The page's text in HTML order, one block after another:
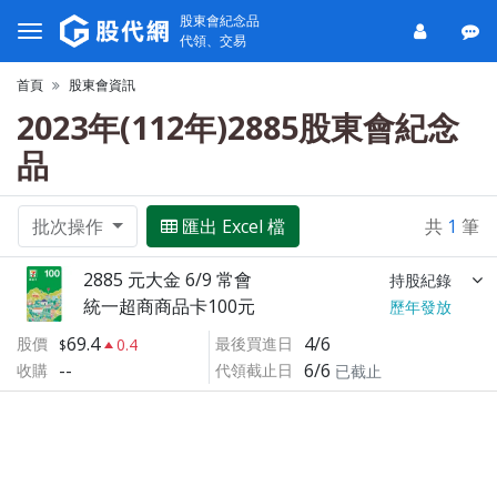
股東會紀念品
代領、交易
首頁 股東會資訊
2023年(112年)2885股東會紀念
品
批次操作 匯出 Excel 檔 共 1 筆
2885 元大金 6/9 常會 持股紀錄
統一超商商品卡100元
歷年發放
股價
69.4
0.4
收購 --
最後買進日 4/6
代領截止日 6/6 已截止